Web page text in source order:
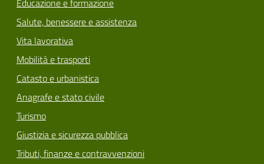
Salute, benessere e assistenza
Vita lavorativa
Mobilità e trasporti
Catasto e urbanistica
Anagrafe e stato civile
Turismo
Giustizia e sicurezza pubblica
Tributi, finanze e contravvenzioni